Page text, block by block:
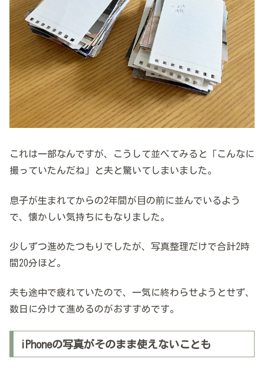
これは一部なんですが、こうして並べてみると「こんなに
撮っていたんだね」と夫と驚いてしまいました。
息子が生まれてからの2年間が目の前に並んでいるよう
で、懐かしい気持ちにもなりました。
少しずつ進めたつもりでしたが、写真整理だけで合計2時
間20分ほど。
夫も途中で疲れていたので、一気に終わらせようとせず、
数日に分けて進めるのがおすすめです。
iPhoneの写真がそのまま使えないことも